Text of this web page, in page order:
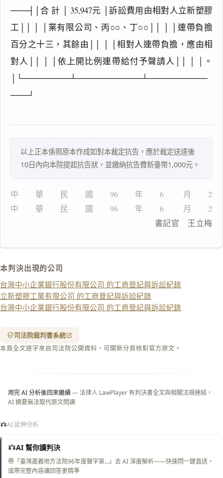
───┤│合 計 │ 35,947元 │訴訟費用由相對人立新塑膠
工││ │ │業有限公司、丙○○、丁○○││ │ │連帶負擔
百分之十三，其餘由││ │ │相對人連帶負擔，應由相
對人││ │ │依上開比例連帶給付予聲請人││ │ │。
│└────────┴───────────┴──────────
───┘
以上正本係照原本作成如對本裁定抗告，應於裁定送達後
10日內向本院提起抗告狀，並繳納抗告費新臺幣1,000元。
中　　華　　民　　國　　96　　年　　6 　　月　　29
中　　華　　民　　國　　96　　年　　6 　　月　　29
                        書記官　王立梅
本判決出現的公司
台灣中小企業銀行股份有限公司 的工商登記與訴訟紀錄
立新塑膠工業有限公司 的工商登記與訴訟紀錄
台灣中小企業銀行股份有限公司 的工商登記與訴訟紀錄
司法院裁判書系統
本頁全文逐字來自司法院公開資料，可開新分頁核對官方原文。
用完 AI 分析後回來繼續— 法律人 LawPlayer 有判決書全文與相關法規連結，
AI 摘要無法取代原文閱讀
AI 延伸分析
AI 幫你讀判決
帶「臺灣嘉義地方法院96年度聲字第…」去 AI 深度解析——快速問一鍵直送，
或帶完整內容讓回答更精準
文
鍵
文